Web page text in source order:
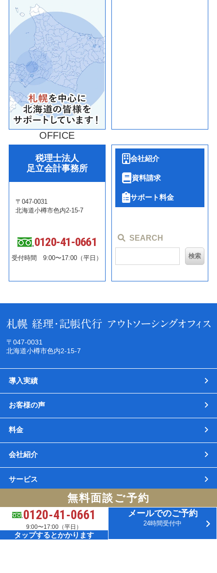
OFFICE
税理士法人
足立会計事務所
〒047-0031
北海道小樽市色内2-15-7
0120-41-0661
受付時間 9:00〜17:00（平日）
会社紹介
資料請求
サポート料金
SEARCH
〒047-0031
北海道小樽市色内2-15-7
導入実績
お客様の声
料金
会社紹介
サービス
Copyright(C) 札幌 経理・記帳代行 アウトソーシングオフィス. All Rights Reserved.
無料面談ご予約
0120-41-0661
9:00〜17:00（平日）
タップするとかかります
メールでのご予約
24時間受付中